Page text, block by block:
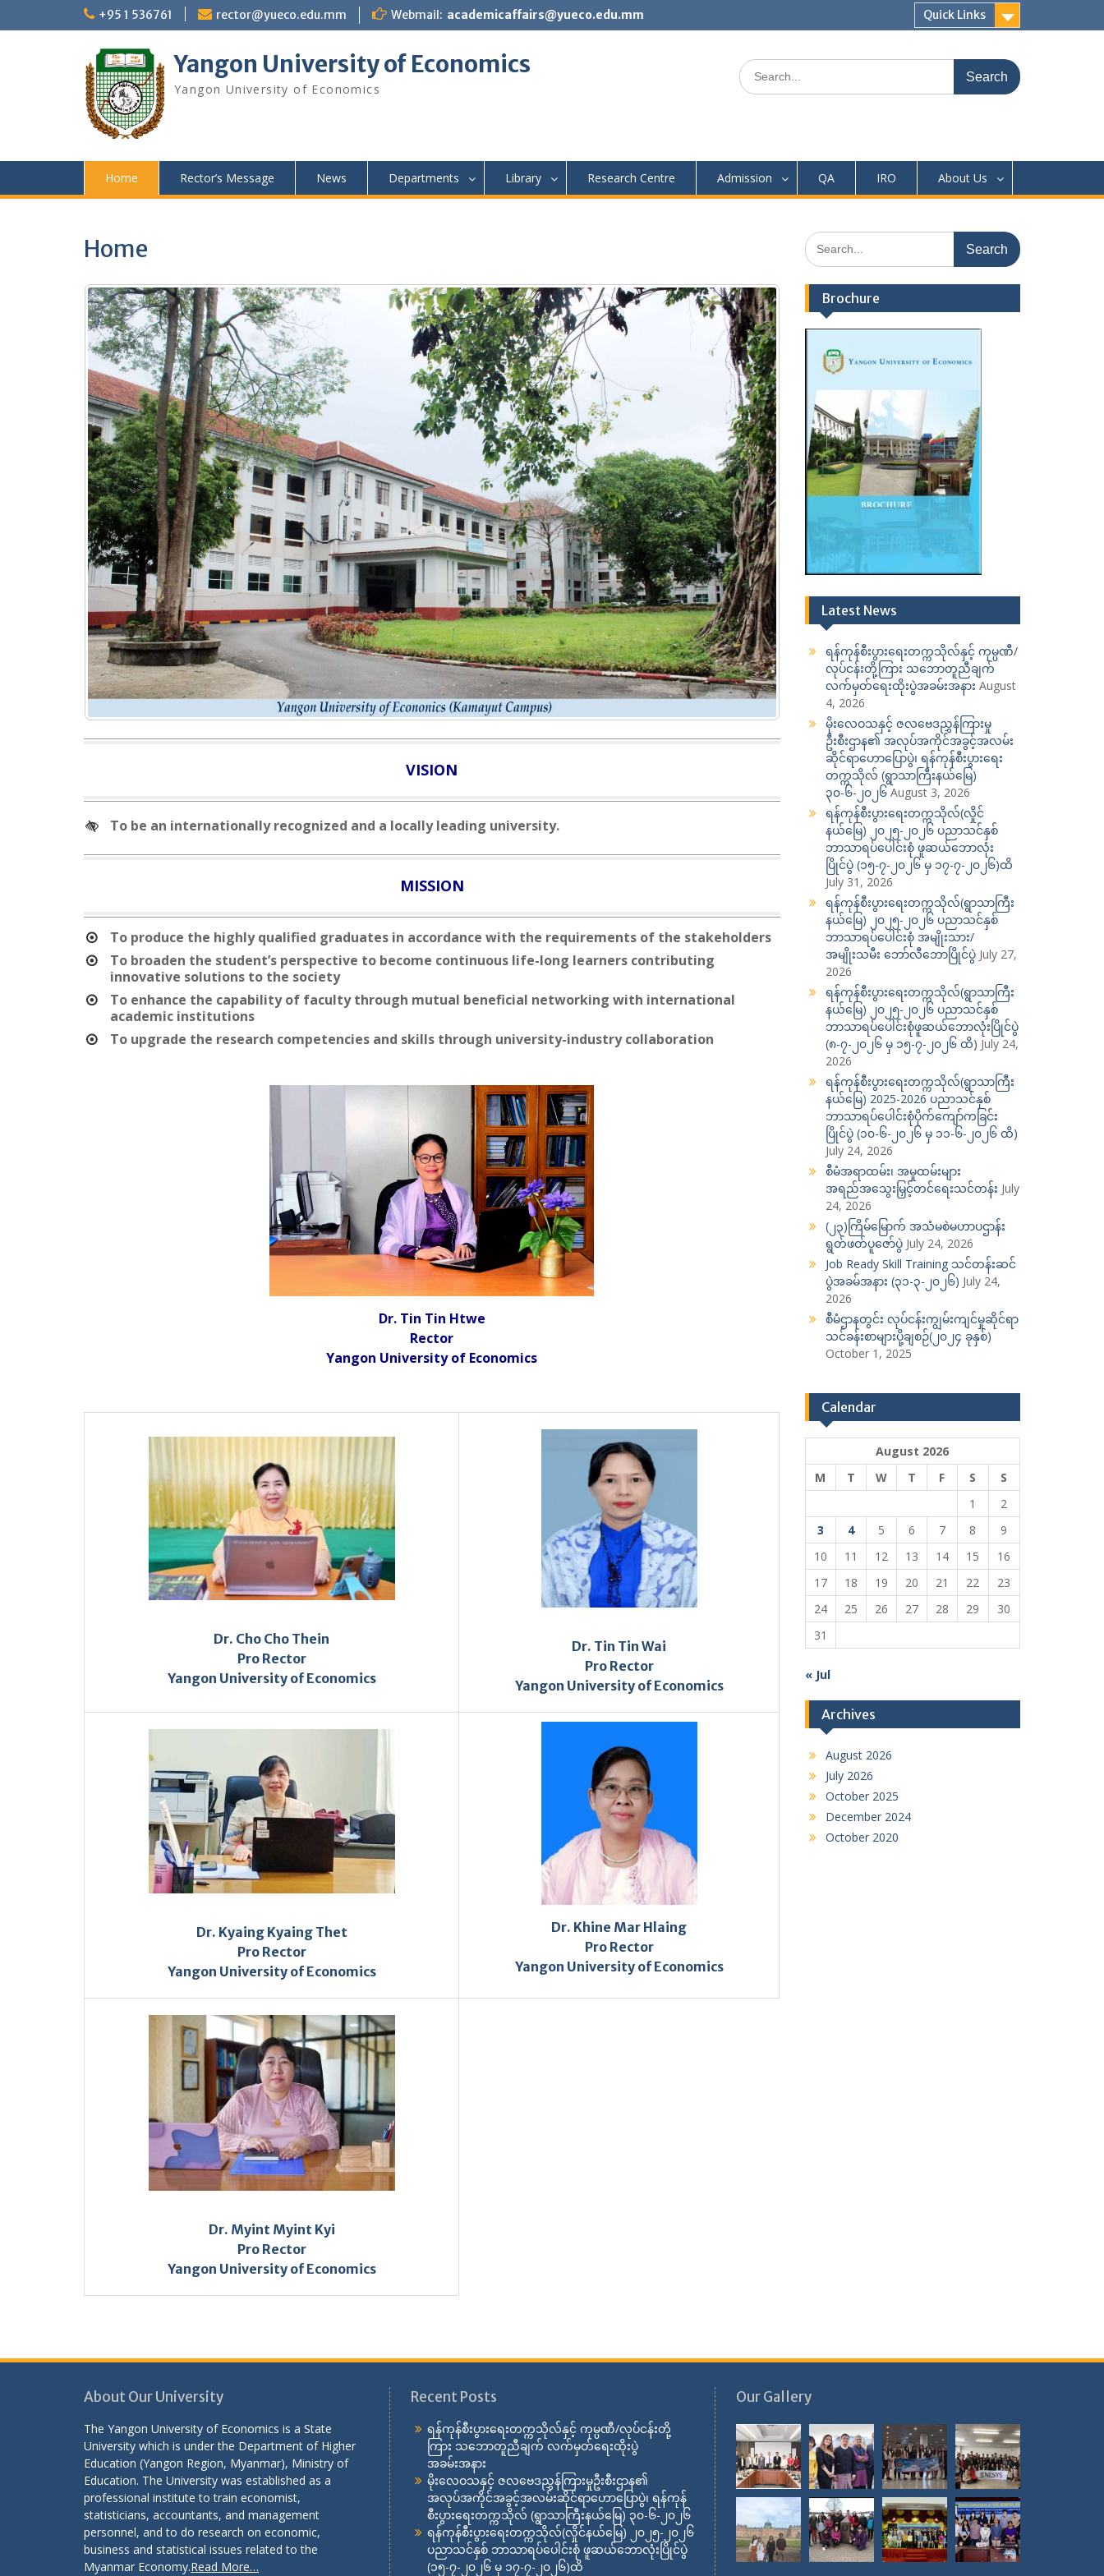
+95 1 536761 rector@yueco.edu.mm Webmail: academicaffairs@yueco.edu.mm Quick Links
Yangon University of Economics
Yangon University of Economics
Search
for:
Home Rector’s Message News Departments Library Research Centre Admission QA IRO About Us
Home
VISION
To be an internationally recognized and a locally leading university.
MISSION
To produce the highly qualified graduates in accordance with the requirements of the stakeholders
To broaden the student’s perspective to become continuous life-long learners contributing
innovative solutions to the society
To enhance the capability of faculty through mutual beneficial networking with international
academic institutions
To upgrade the research competencies and skills through university-industry collaboration
Dr. Tin Tin Htwe
Rector
Yangon University of Economics
Dr. Cho Cho Thein
Pro Rector
Yangon University of Economics
Dr. Tin Tin Wai
Pro Rector
Yangon University of Economics
Dr. Kyaing Kyaing Thet
Pro Rector
Yangon University of Economics
Dr. Khine Mar Hlaing
Pro Rector
Yangon University of Economics
Dr. Myint Myint Kyi
Pro Rector
Yangon University of Economics
Search
for:
Brochure
Latest News
ရန်ကုန်စီးပွားရေးတက္ကသိုလ်နှင့် ကုမ္ပဏီ/
လုပ်ငန်းတို့ကြား သဘောတူညီချက်
လက်မှတ်ရေးထိုးပွဲအခမ်းအနား August
4, 2026
မိုးလေဝသနှင့် ဇလဗေဒညွှန်ကြားမှု
ဦးစီးဌာန၏ အလုပ်အကိုင်အခွင့်အလမ်း
ဆိုင်ရာဟောပြောပွဲ၊ ရန်ကုန်စီးပွားရေး
တက္ကသိုလ် (ရွာသာကြီးနယ်မြေ)
၃၀-၆-၂၀၂၆ August 3, 2026
ရန်ကုန်စီးပွားရေးတက္ကသိုလ်(လှိုင်
နယ်မြေ) ၂၀၂၅-၂၀၂၆ ပညာသင်နှစ်
ဘာသာရပ်ပေါင်းစုံ ဖူဆယ်ဘောလုံး
ပြိုင်ပွဲ (၁၅-၇-၂၀၂၆ မှ ၁၇-၇-၂၀၂၆)ထိ
July 31, 2026
ရန်ကုန်စီးပွားရေးတက္ကသိုလ်(ရွာသာကြီး
နယ်မြေ) ၂၀၂၅-၂၀၂၆ ပညာသင်နှစ်
ဘာသာရပ်ပေါင်းစုံ အမျိုးသား/
အမျိုးသမီး ဘော်လီဘောပြိုင်ပွဲ July 27,
2026
ရန်ကုန်စီးပွားရေးတက္ကသိုလ်(ရွာသာကြီး
နယ်မြေ) ၂၀၂၅-၂၀၂၆ ပညာသင်နှစ်
ဘာသာရပ်ပေါင်းစုံဖူဆယ်ဘောလုံးပြိုင်ပွဲ
(၈-၇-၂၀၂၆ မှ ၁၅-၇-၂၀၂၆ ထိ) July 24,
2026
ရန်ကုန်စီးပွားရေးတက္ကသိုလ်(ရွာသာကြီး
နယ်မြေ) 2025-2026 ပညာသင်နှစ်
ဘာသာရပ်ပေါင်းစုံပိုက်ကျော်ကခြင်း
ပြိုင်ပွဲ (၁၀-၆-၂၀၂၆ မှ ၁၁-၆-၂၀၂၆ ထိ)
July 24, 2026
စီမံအရာထမ်း၊ အမှုထမ်းများ
အရည်အသွေးမြှင့်တင်ရေးသင်တန်း July
24, 2026
(၂၃)ကြိမ်မြောက် အသံမစဲမဟာပဌာန်း
ရွတ်ဖတ်ပူဇော်ပွဲ July 24, 2026
Job Ready Skill Training သင်တန်းဆင်
ပွဲအခမ်အနား (၃၁-၃-၂၀၂၆) July 24,
2026
စီမံဌာနတွင်း လုပ်ငန်းကျွမ်းကျင်မှုဆိုင်ရာ
သင်ခန်းစာများပို့ချစဉ်(၂၀၂၄ ခုနှစ်)
October 1, 2025
Calendar
August 2026
M
T W T F S
S
1
2
3
4 5 6 7 8
9
10
11 12 13 14 15
16
17
18 19 20 21 22
23
24
25 26 27 28 29
30
31
« Jul
Archives
August 2026
July 2026
October 2025
December 2024
October 2020
About Our University
The Yangon University of Economics is a State
University which is under the Department of Higher
Education (Yangon Region, Myanmar), Ministry of
Education. The University was established as a
professional institute to train economist,
statisticians, accountants, and management
personnel, and to do research on economic,
business and statistical issues related to the
Myanmar Economy.Read More…
Recent Posts
ရန်ကုန်စီးပွားရေးတက္ကသိုလ်နှင့် ကုမ္ပဏီ/လုပ်ငန်းတို့
ကြား သဘောတူညီချက် လက်မှတ်ရေးထိုးပွဲ
အခမ်းအနား
မိုးလေဝသနှင့် ဇလဗေဒညွှန်ကြားမှုဦးစီးဌာန၏
အလုပ်အကိုင်အခွင့်အလမ်းဆိုင်ရာဟောပြောပွဲ၊ ရန်ကုန်
စီးပွားရေးတက္ကသိုလ် (ရွာသာကြီးနယ်မြေ) ၃၀-၆-၂၀၂၆
ရန်ကုန်စီးပွားရေးတက္ကသိုလ်(လှိုင်နယ်မြေ) ၂၀၂၅-၂၀၂၆
ပညာသင်နှစ် ဘာသာရပ်ပေါင်းစုံ ဖူဆယ်ဘောလုံးပြိုင်ပွဲ
(၁၅-၇-၂၀၂၆ မှ ၁၇-၇-၂၀၂၆)ထိ
Our Gallery